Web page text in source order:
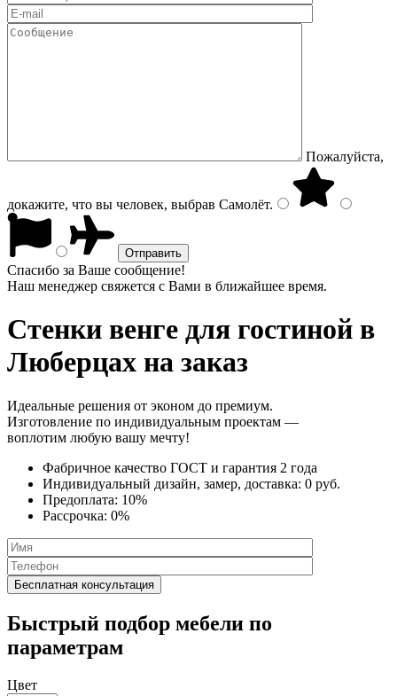
Пожалуйста,
докажите, что вы человек, выбрав Самолёт.
Спасибо за Ваше сообщение!
Наш менеджер свяжется с Вами в ближайшее время.
Стенки венге для гостиной в
Люберцах на заказ
Идеальные решения от эконом до премиум.
Изготовление по индивидуальным проектам —
воплотим любую вашу мечту!
Фабричное качество ГОСТ и гарантия 2 года
Индивидуальный дизайн, замер, доставка: 0 руб.
Предоплата: 10%
Рассрочка: 0%
Быстрый подбор мебели по
параметрам
Цвет